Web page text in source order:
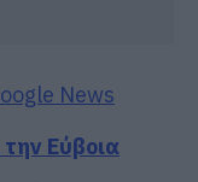
News
την Εύβοια